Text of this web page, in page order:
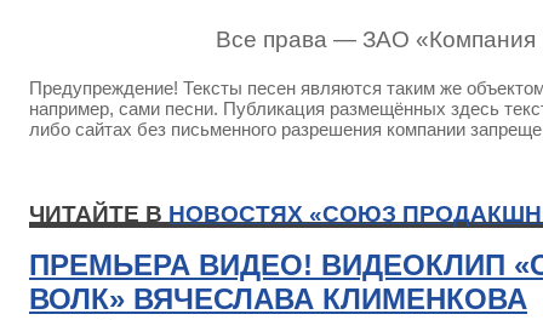
Все права — ЗАО
Предупреждение! Тексты песен являются таким же
например, сами песни. Публикация размещённых здесь
либо сайтах без письменного разрешения компании
ЧИТАЙТЕ В НОВОСТЯХ «СОЮЗ
ПРЕМЬЕРА ВИДЕО! ВИДЕОКЛИП
ВОЛК» ВЯЧЕСЛАВА КЛИМЕНКОВА